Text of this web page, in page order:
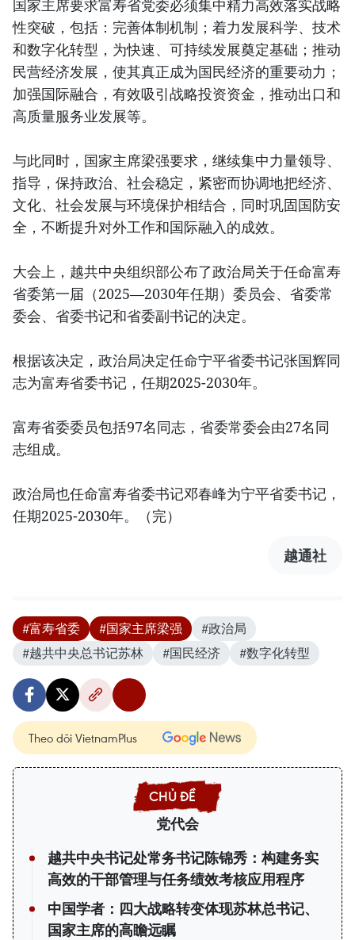
国家主席要求富寿省党委必须集中精力高效落实战略
性突破，包括：完善体制机制；着力发展科学、技术
和数字化转型，为快速、可持续发展奠定基础；推动
民营经济发展，使其真正成为国民经济的重要动力；
加强国际融合，有效吸引战略投资资金，推动出口和
高质量服务业发展等。
与此同时，国家主席梁强要求，继续集中力量领导、
指导，保持政治、社会稳定，紧密而协调地把经济、
文化、社会发展与环境保护相结合，同时巩固国防安
全，不断提升对外工作和国际融入的成效。
大会上，越共中央组织部公布了政治局关于任命富寿
省委第一届（2025—2030年任期）委员会、省委常
委会、省委书记和省委副书记的决定。
根据该决定，政治局决定任命宁平省委书记张国辉同
志为富寿省委书记，任期2025-2030年。
富寿省委委员包括97名同志，省委常委会由27名同
志组成。
政治局也任命富寿省委书记邓春峰为宁平省委书记，
任期2025-2030年。（完）
越通社
#富寿省委 #国家主席梁强
#政治局
#越共中央总书记苏林
#国民经济 #数字化转型
Theo dõi VietnamPlus
党代会
越共中央书记处常务书记陈锦秀：构建务实
高效的干部管理与任务绩效考核应用程序
中国学者：四大战略转变体现苏林总书记、
国家主席的高瞻远瞩